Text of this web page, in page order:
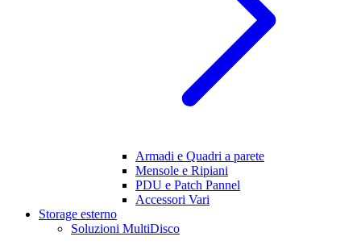
Armadi e Quadri a parete
Mensole e Ripiani
PDU e Patch Pannel
Accessori Vari
Storage esterno
Soluzioni MultiDisco